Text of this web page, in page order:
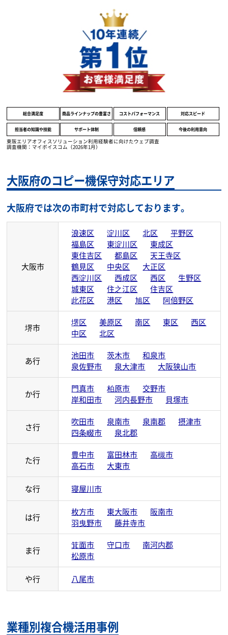
総合満足度 商品ラインナップの豊富さ コストパフォーマンス 対応スピード
担当者の知識や技能 サポート体制 信頼感 今後の利用意向
東阪エリアオフィスソリューション利用経験者に向けたウェブ調査
調査機関：マイボイスコム（2026年1月）
大阪府のコピー機保守対応エリア
大阪府では次の市町村で対応しております。
大阪市
浪速区 淀川区 北区
平野区
福島区
東淀川区
東成区
東住吉区
都島区
天王寺区
鶴見区
中央区
大正区
西淀川区
西成区 西区
生野区
城東区
住之江区
住吉区
此花区
港区 旭区 阿倍野区
堺市
堺区 美原区 南区 東区
西区
中区
北区
あ行
池田市 茨木市
和泉市
泉佐野市
泉大津市 大阪狭山市
か行
門真市 柏原市
交野市
岸和田市
河内長野市 貝塚市
さ行
吹田市 泉南市 泉南郡
摂津市
四条畷市
泉北郡
た行
豊中市 富田林市
高槻市
高石市
大東市
な行 寝屋川市
は行
枚方市 東大阪市
阪南市
羽曳野市
藤井寺市
ま行
箕面市 守口市
南河内郡
松原市
や行 八尾市
業種別複合機活用事例